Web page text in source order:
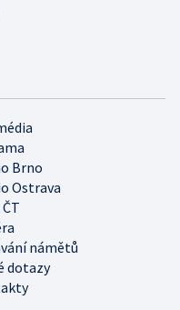
Brno
Ostrava
námětů
dotazy